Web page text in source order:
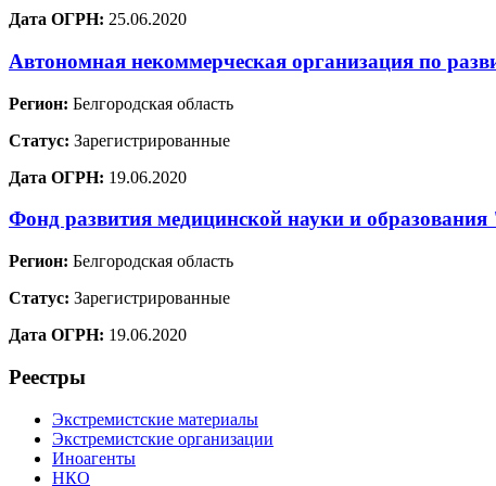
Дата ОГРН: 25.06.2020
Автономная некоммерческая организация по
Регион: Белгородская область
Статус: Зарегистрированные
Дата ОГРН: 19.06.2020
Фонд развития медицинской науки и
Регион: Белгородская область
Статус: Зарегистрированные
Дата ОГРН: 19.06.2020
Реестры
Экстремистские материалы
Экстремистские организации
Иноагенты
НКО